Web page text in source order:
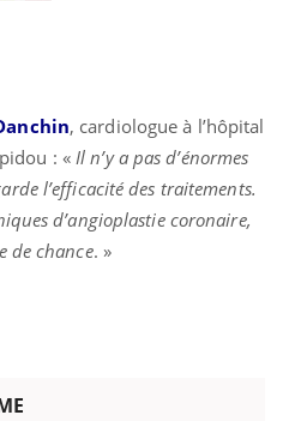
, cardiologue à l’hôpital
: «Il n’y a pas d’énormes
l’efficacité des traitements.
d’angioplastie coronaire,
de chance. »